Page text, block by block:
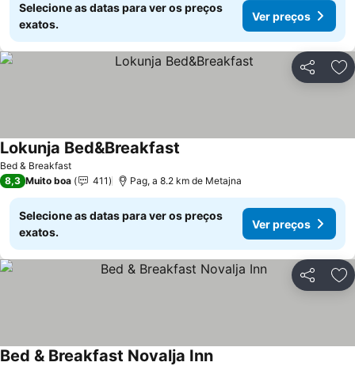
Selecione as datas para ver os preços
exatos.
Ver preços
Partilhar
Bed & Breakfast
Lokunja Bed&Breakfast
8,3 Muito boa 411 Pag, a 8.2 km de Metajna
Selecione as datas para ver os preços
exatos.
Ver preços
Partilhar
Bed & Breakfast Novalja Inn